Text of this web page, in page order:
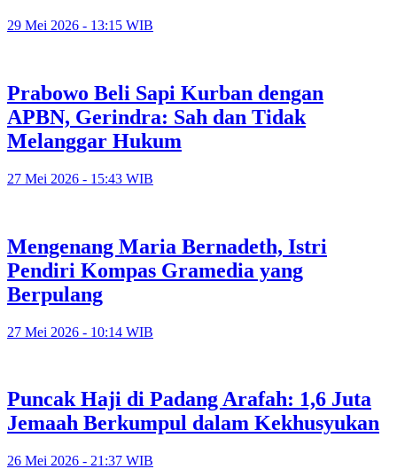
29 Mei 2026 - 13:15 WIB
Prabowo Beli Sapi Kurban dengan
APBN, Gerindra: Sah dan Tidak
Melanggar Hukum
27 Mei 2026 - 15:43 WIB
Mengenang Maria Bernadeth, Istri
Pendiri Kompas Gramedia yang
Berpulang
27 Mei 2026 - 10:14 WIB
Puncak Haji di Padang Arafah: 1,6 Juta
Jemaah Berkumpul dalam Kekhusyukan
26 Mei 2026 - 21:37 WIB